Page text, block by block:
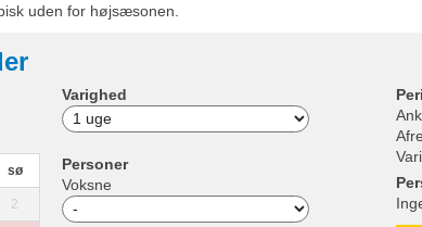
uden for højsæsonen.
sø
2
Varighed
Personer
Voksne